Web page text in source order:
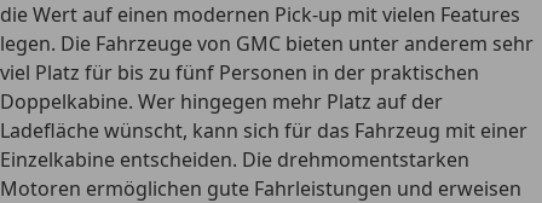
die Wert auf einen modernen Pick-up mit vielen Features
legen. Die Fahrzeuge von GMC bieten unter anderem sehr
viel Platz für bis zu fünf Personen in der praktischen
Doppelkabine. Wer hingegen mehr Platz auf der
Ladefläche wünscht, kann sich für das Fahrzeug mit einer
Einzelkabine entscheiden. Die drehmomentstarken
Motoren ermöglichen gute Fahrleistungen und erweisen